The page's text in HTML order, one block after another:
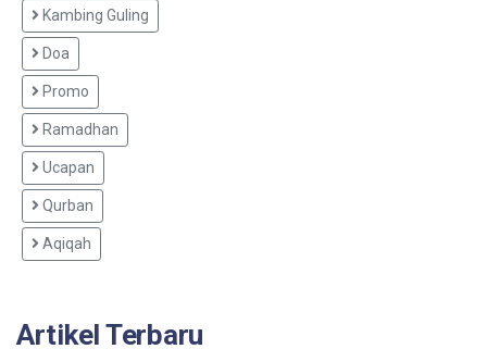
Kambing Guling
Doa
Promo
Ramadhan
Ucapan
Qurban
Aqiqah
Artikel Terbaru